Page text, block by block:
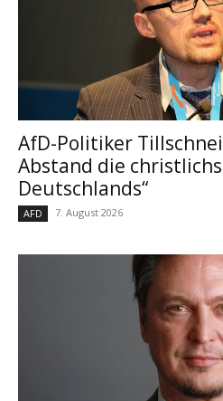
AfD-Politiker
Abstand die
Deutschlands“
AFD 7. August 2026